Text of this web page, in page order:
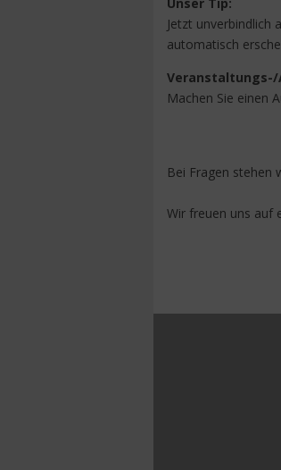
Jetzt unverbindlich
automatisch
Machen Sie einen
Bei Fragen stehen
Wir freuen uns auf